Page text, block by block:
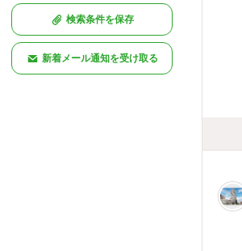
検索条件を保存
新着メール通知を受け取る